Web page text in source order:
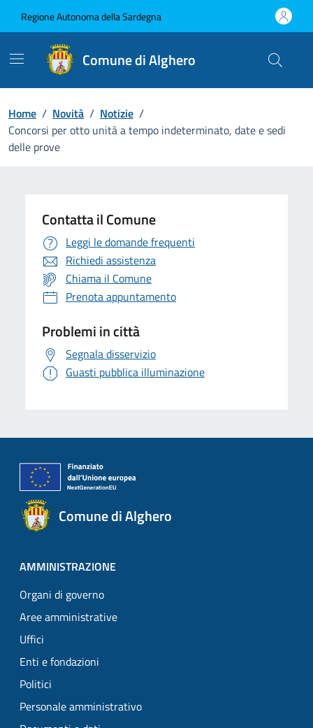
Regione Autonoma della Sardegna
Comune di Alghero
Home / Novità / Notizie /
Concorsi per otto unità a tempo indeterminato, date e sedi
delle prove
Contatta il Comune
Leggi le domande frequenti
Richiedi assistenza
Chiama il Comune
Prenota appuntamento
Problemi in città
Segnala disservizio
Guasti pubblica illuminazione
Comune di Alghero
AMMINISTRAZIONE
Organi di governo
Aree amministrative
Uffici
Enti e fondazioni
Politici
Personale amministrativo